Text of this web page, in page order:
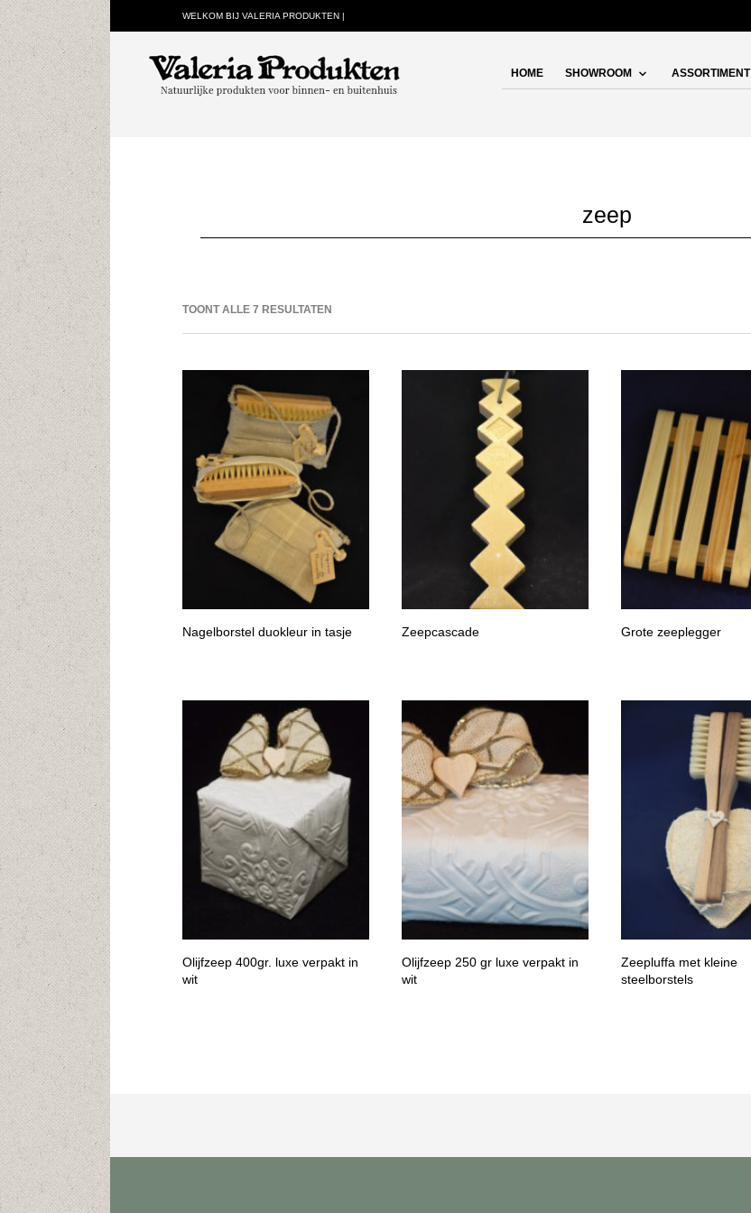
WELKOM BIJ VALERIA PRODUKTEN |
HOME SHOWROOM ASSORTIMENT
zeep
TOONT ALLE 7 RESULTATEN
Nagelborstel duokleur in tasje Zeepcascade Grote zeeplegger
Olijfzeep 400gr. luxe verpakt in
wit
Olijfzeep 250 gr luxe verpakt in
wit
Zeepluffa met kleine
steelborstels